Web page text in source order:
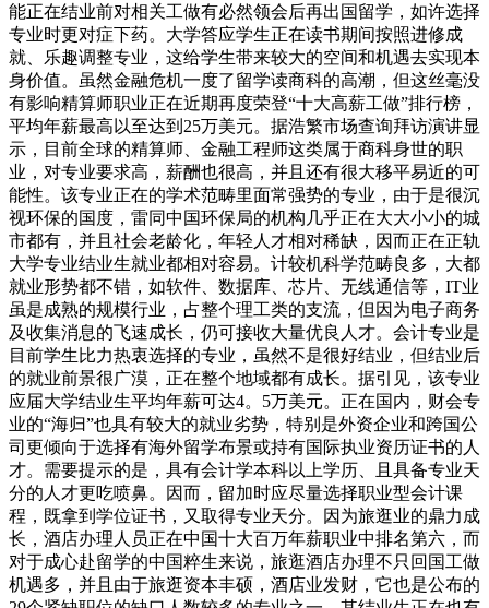
能正在结业前对相关工做有必然领会后再出国留学，如许选择
专业时更对症下药。大学答应学生正在读书期间按照进修成
就、乐趣调整专业，这给学生带来较大的空间和机遇去实现本
身价值。虽然金融危机一度了留学读商科的高潮，但这丝毫没
有影响精算师职业正在近期再度荣登“十大高薪工做”排行榜，
平均年薪最高以至达到25万美元。据浩繁市场查询拜访演讲显
示，目前全球的精算师、金融工程师这类属于商科身世的职
业，对专业要求高，薪酬也很高，并且还有很大移平易近的可
能性。该专业正在的学术范畴里面常强势的专业，由于是很沉
视环保的国度，雷同中国环保局的机构几乎正在大大小小的城
市都有，并且社会老龄化，年轻人才相对稀缺，因而正在正轨
大学专业结业生就业都相对容易。计较机科学范畴良多，大都
就业形势都不错，如软件、数据库、芯片、无线通信等，IT业
虽是成熟的规模行业，占整个理工类的支流，但因为电子商务
及收集消息的飞速成长，仍可接收大量优良人才。会计专业是
目前学生比力热衷选择的专业，虽然不是很好结业，但结业后
的就业前景很广漠，正在整个地域都有成长。据引见，该专业
应届大学结业生平均年薪可达4。5万美元。正在国内，财会专
业的“海归”也具有较大的就业劣势，特别是外资企业和跨国公
司更倾向于选择有海外留学布景或持有国际执业资历证书的人
才。需要提示的是，具有会计学本科以上学历、且具备专业天
分的人才更吃喷鼻。因而，留加时应尽量选择职业型会计课
程，既拿到学位证书，又取得专业天分。因为旅逛业的鼎力成
长，酒店办理人员正在中国十大百万年薪职业中排名第六，而
对于成心赴留学的中国粹生来说，旅逛酒店办理不只回国工做
机遇多，并且由于旅逛资本丰硕，酒店业发财，它也是公布的